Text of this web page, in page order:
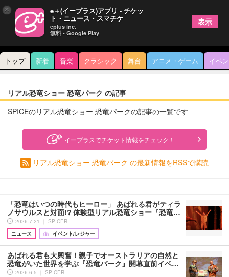
トップ 新着 音楽 クラシック 舞台 アニメ・ゲーム イベ
リアル恐竜ショー 恐竜パーク の記事
SPICEのリアル恐竜ショー 恐竜パークの記事の一覧です
イープラスでチケット情報をチェック！
リアル恐竜ショー 恐竜パーク の最新情報をRSSで購読
「恐竜はいつの時代もヒーロー」 あばれる君がティラ
ノサウルスと対面!? 体験型リアル恐竜ショー『恐竜…
2026.7.21 ｜ SPICER
ニュース
イベント/レジャー
あばれる君も大興奮！親子でオーストラリアの自然と
恐竜がいた世界を学ぶ『恐竜パーク』開幕直前イベ…
2026.6.5 ｜ SPICER
× e＋(イープラス)アプリ - チケッ
ト・ニュース・スマチケ
eplus inc.
無料 - Google Play
表示